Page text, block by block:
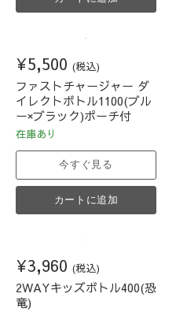
¥5,500 (税込)
ファストチャージャー ダ
イレクトボトル1100(ブル
ー×ブラック)ポーチ付
在庫あり
今すぐ見る
カートに追加
¥3,960 (税込)
2WAYキッズボトル400(恐
竜)